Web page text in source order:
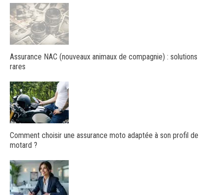
Assurance NAC (nouveaux animaux de compagnie) : solutions
rares
Comment choisir une assurance moto adaptée à son profil de
motard ?